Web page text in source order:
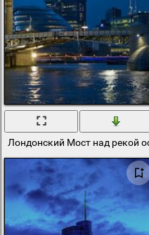
Лондонский Мост над рекой